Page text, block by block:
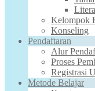
Kelompok
Konseling
Pendaftaran
Alur
Proses
Registrasi
Metode Belajar